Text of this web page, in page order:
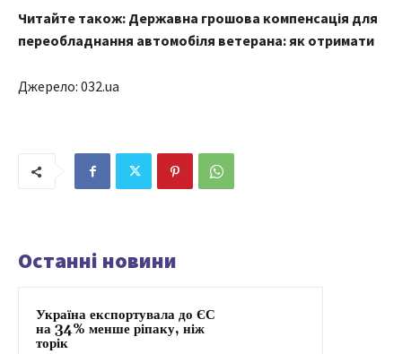
Читайте також: Державна грошова компенсація для
переобладнання автомобіля ветерана: як отримати
Джерело: 032.ua
Останні новини
Україна експортувала до ЄС
на 34% менше ріпаку, ніж
торік